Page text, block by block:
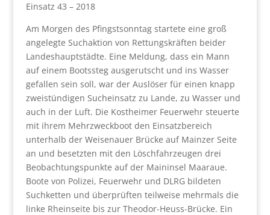
Einsatz 43 – 2018
Am Morgen des Pfingstsonntag startete eine groß
angelegte Suchaktion von Rettungskräften beider
Landeshauptstädte. Eine Meldung, dass ein Mann
auf einem Bootssteg ausgerutscht und ins Wasser
gefallen sein soll, war der Auslöser für einen knapp
zweistündigen Sucheinsatz zu Lande, zu Wasser und
auch in der Luft. Die Kostheimer Feuerwehr steuerte
mit ihrem Mehrzweckboot den Einsatzbereich
unterhalb der Weisenauer Brücke auf Mainzer Seite
an und besetzten mit den Löschfahrzeugen drei
Beobachtungspunkte auf der Maininsel Maaraue.
Boote von Polizei, Feuerwehr und DLRG bildeten
Suchketten und überprüften teilweise mehrmals die
linke Rheinseite bis zur Theodor-Heuss-Brücke. Ein